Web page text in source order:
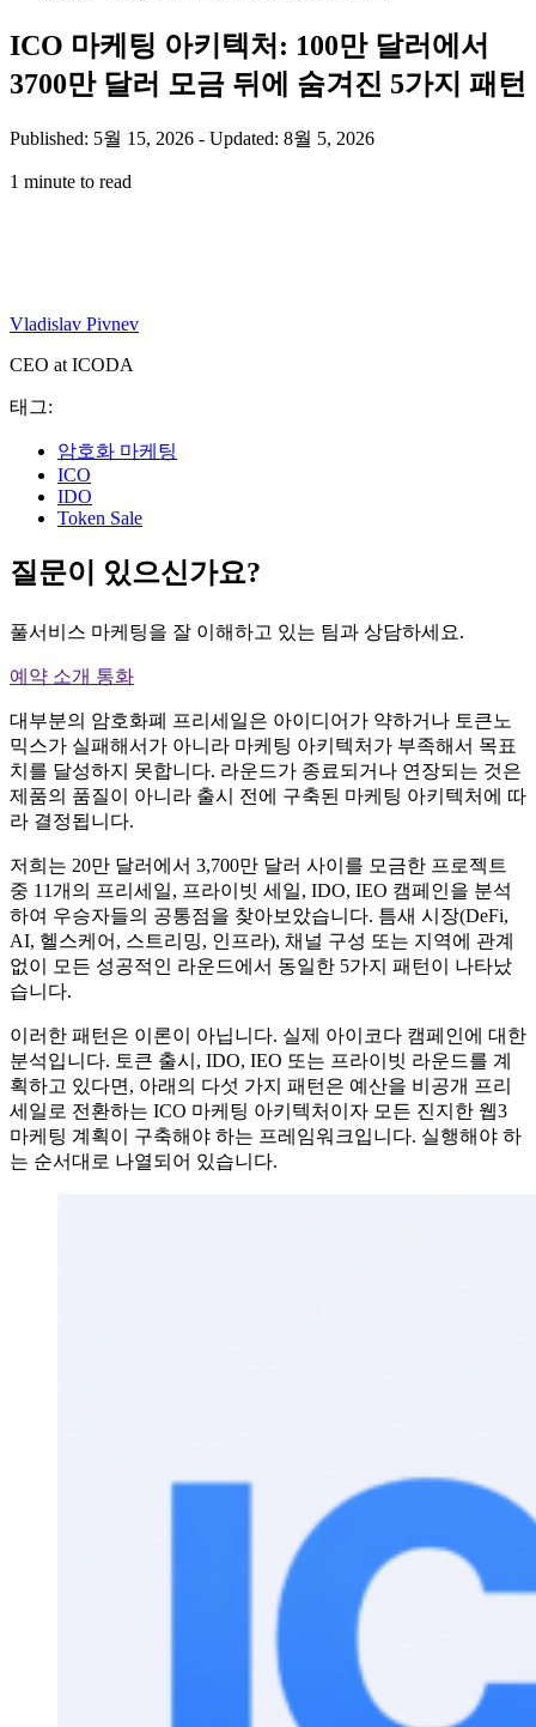
ICO 마케팅 아키텍처: 100만 달러에서
3700만 달러 모금 뒤에 숨겨진 5가지 패턴
Published: 5월 15, 2026 - Updated: 8월 5, 2026
1 minute to read
Vladislav Pivnev
CEO at ICODA
태그:
암호화 마케팅
ICO
IDO
Token Sale
질문이 있으신가요?
풀서비스 마케팅을 잘 이해하고 있는 팀과 상담하세요.
예약 소개 통화
대부분의 암호화폐 프리세일은 아이디어가 약하거나 토큰노
믹스가 실패해서가 아니라 마케팅 아키텍처가 부족해서 목표
치를 달성하지 못합니다. 라운드가 종료되거나 연장되는 것은
제품의 품질이 아니라 출시 전에 구축된 마케팅 아키텍처에 따
라 결정됩니다.
저희는 20만 달러에서 3,700만 달러 사이를 모금한 프로젝트
중 11개의 프리세일, 프라이빗 세일, IDO, IEO 캠페인을 분석
하여 우승자들의 공통점을 찾아보았습니다. 틈새 시장(DeFi,
AI, 헬스케어, 스트리밍, 인프라), 채널 구성 또는 지역에 관계
없이 모든 성공적인 라운드에서 동일한 5가지 패턴이 나타났
습니다.
이러한 패턴은 이론이 아닙니다. 실제 아이코다 캠페인에 대한
분석입니다. 토큰 출시, IDO, IEO 또는 프라이빗 라운드를 계
획하고 있다면, 아래의 다섯 가지 패턴은 예산을 비공개 프리
세일로 전환하는 ICO 마케팅 아키텍처이자 모든 진지한 웹3
마케팅 계획이 구축해야 하는 프레임워크입니다. 실행해야 하
는 순서대로 나열되어 있습니다.